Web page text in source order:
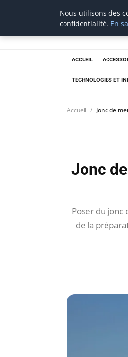
tournevis
malin
ACCUEIL
TECHNOLOGIES ET
Accueil Jonc de
Jonc
Poser du jonc
de la
Nous utilisons des
confidentialité. En